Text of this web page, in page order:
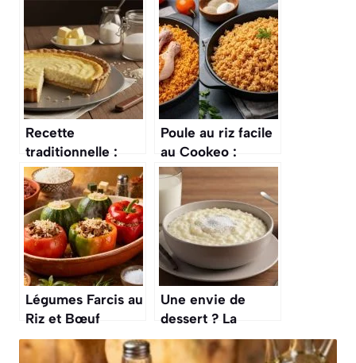
Recette
traditionnelle :
tarte au riz belge
Poule au riz facile
au Cookeo :
recette rapide
Légumes Farcis au
Riz et Bœuf
Maison : recette
Savoureuse
Une envie de
dessert ? La
recette du « riz au
lait » crémeux à la